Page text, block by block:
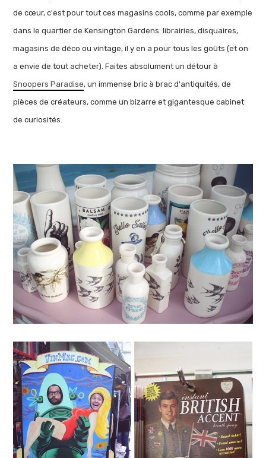
de cœur, c'est pour tout ces magasins cools, comme par exemple
dans le quartier de Kensington Gardens: librairies, disquaires,
magasins de déco ou vintage, il y en a pour tous les goûts (et on
a envie de tout acheter). Faites absolument un détour à
Snoopers Paradise, un immense bric à brac d'antiquités, de
pièces de créateurs, comme un bizarre et gigantesque cabinet
de curiosités.